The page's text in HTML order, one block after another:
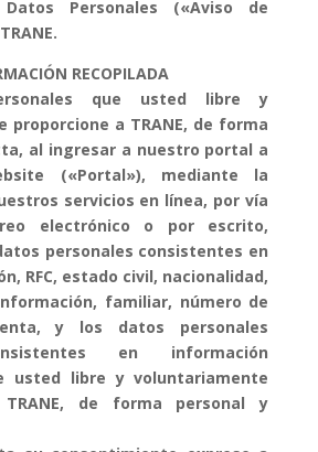
Personales («Aviso de
RECOPILADA
que usted libre y
proporcione a TRANE, de forma
al ingresar a nuestro portal a
(«Portal»), mediante la
servicios en línea, por vía
electrónico o por escrito,
personales consistentes en
RFC, estado civil, nacionalidad,
familiar, número de
y los datos personales
en información
usted libre y voluntariamente
de forma personal y